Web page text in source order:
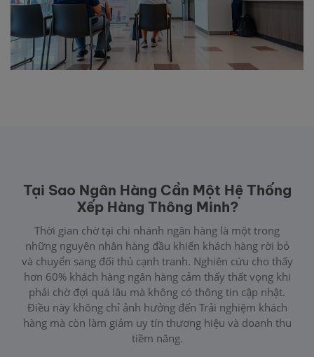
Tại Sao Ngân Hàng Cần Một Hệ Thống
Xếp Hàng Thông Minh?
Thời gian chờ tại chi nhánh ngân hàng là một trong
những nguyên nhân hàng đầu khiến khách hàng rời bỏ
và chuyển sang đối thủ cạnh tranh. Nghiên cứu cho thấy
hơn 60% khách hàng ngân hàng cảm thấy thất vọng khi
phải chờ đợi quá lâu mà không có thông tin cập nhật.
Điều này không chỉ ảnh hưởng đến Trải nghiệm khách
hàng mà còn làm giảm uy tín thương hiệu và doanh thu
tiềm năng.